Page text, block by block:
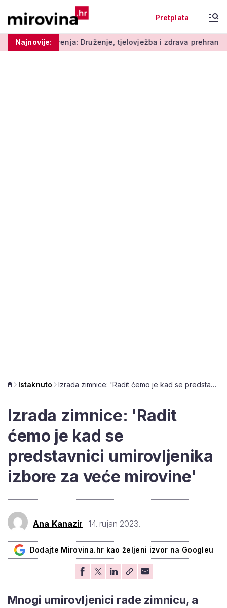
Pretplata
Najnovije:
Druženje, tjelovježba i zdrava prehrana za umirovljenike
Istaknuto Izrada zimnice: 'Radit ćemo je kad se predstavnici umirovljenika izbore za veće mirovine'
Izrada zimnice: 'Radit
ćemo je kad se
predstavnici umirovljenika
izbore za veće mirovine'
Ana Kanazir 14. rujan 2023.
Dodajte Mirovina.hr kao željeni izvor na Googleu
Mnogi umirovljenici rade zimnicu, a